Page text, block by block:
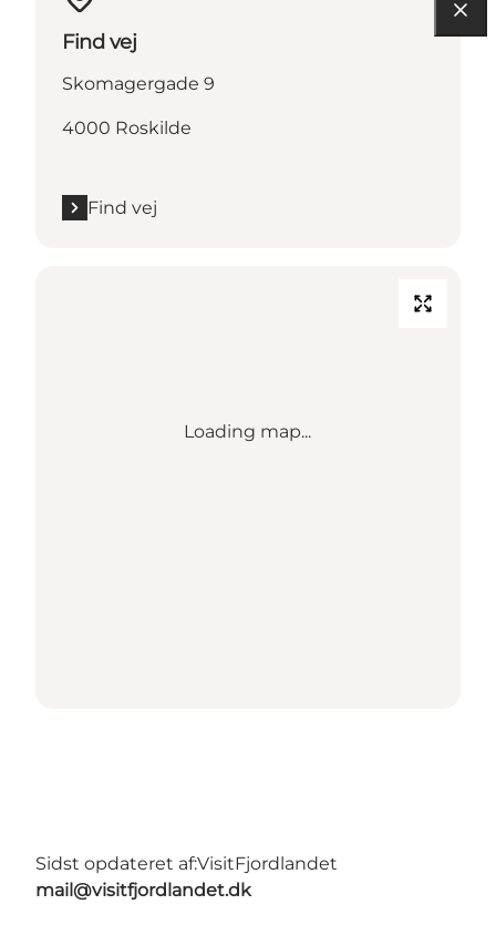
Find vej
Skomagergade 9
4000 Roskilde
Find vej
Loading map...
Sidst opdateret af:VisitFjordlandet
mail@visitfjordlandet.dk